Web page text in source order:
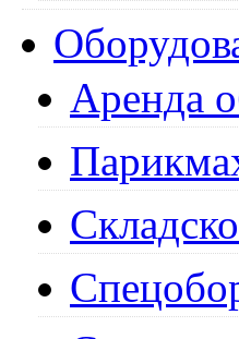
Аренда